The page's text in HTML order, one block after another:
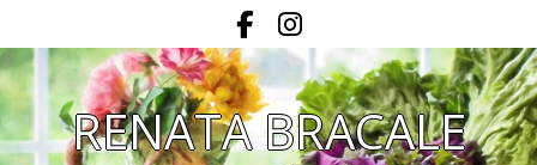
RENATA BRACALE